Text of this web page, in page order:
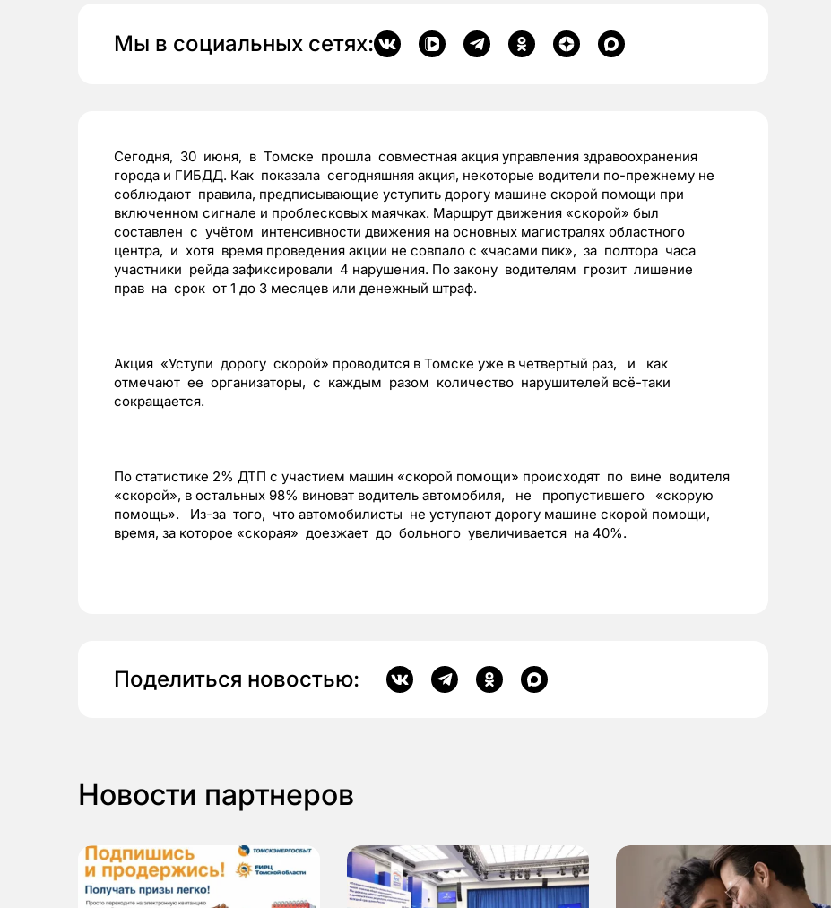
Мы в социальных сетях:
Сегодня, 30 июня, в Томске прошла совместная акция управления здравоохранения
города и ГИБДД. Как показала сегодняшняя акция, некоторые водители по-прежнему не
соблюдают правила, предписывающие уступить дорогу машине скорой помощи при
включенном сигнале и проблесковых маячках. Маршрут движения «скорой» был
составлен с учётом интенсивности движения на основных магистралях областного
центра, и хотя время проведения акции не совпало с «часами пик», за полтора часа
участники рейда зафиксировали 4 нарушения. По закону водителям грозит лишение
прав на срок от 1 до 3 месяцев или денежный штраф.
Акция «Уступи дорогу скорой» проводится в Томске уже в четвертый раз, и как
отмечают ее организаторы, с каждым разом количество нарушителей всё-таки
сокращается.
По статистике 2% ДТП с участием машин «скорой помощи» происходят по вине водителя
«скорой», в остальных 98% виноват водитель автомобиля, не пропустившего «скорую
помощь». Из-за того, что автомобилисты не уступают дорогу машине скорой помощи,
время, за которое «скорая» доезжает до больного увеличивается на 40%.
Поделиться новостью:
Новости партнеров